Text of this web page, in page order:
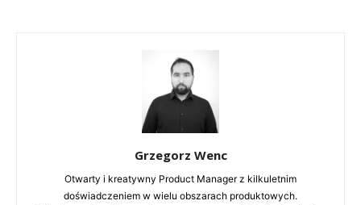
Grzegorz Wenc
Otwarty i kreatywny Product Manager z kilkuletnim
doświadczeniem w wielu obszarach produktowych.